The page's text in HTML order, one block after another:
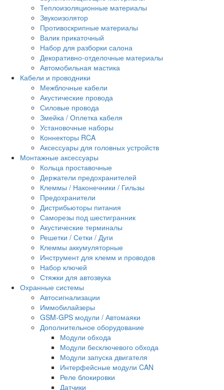
Теплоизоляционные материалы
Звукоизолятор
Противоскрипные материалы
Валик прикаточный
Набор для разборки салона
Декоративно-отделочные материалы
Автомобильная мастика
Кабели и проводники
Межблочные кабели
Акустические провода
Силовые провода
Змейка / Оплетка кабеля
Установочные наборы
Коннекторы RCA
Аксессуары для головных устройств
Монтажные аксессуары
Кольца проставочные
Держатели предохранителей
Клеммы / Наконечники / Гильзы
Предохранители
Дистрибьюторы питания
Саморезы под шестигранник
Акустические терминалы
Решетки / Сетки / Дуги
Клеммы аккумуляторные
Инструмент для клемм и проводов
Набор ключей
Стяжки для автозвука
Охранные системы
Автосигнализации
Иммобилайзеры
GSM-GPS модули / Автомаяки
Дополнительное оборудование
Модули обхода
Модули бесключевого обхода
Модули запуска двигателя
Интерфейсные модули CAN
Реле блокировки
Датчики